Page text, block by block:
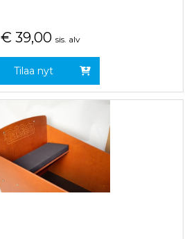
€ 39,00 sis. alv
Tilaa nyt